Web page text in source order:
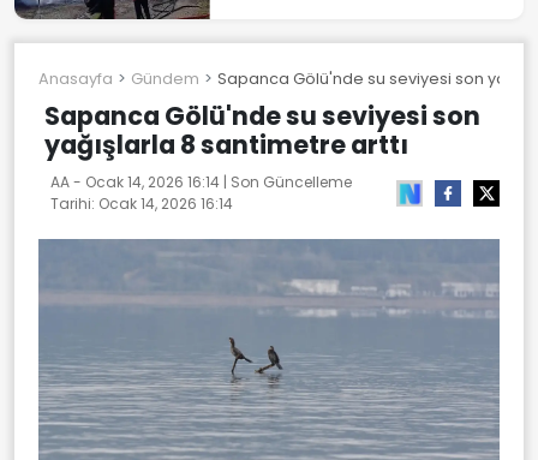
Anasayfa Gündem Sapanca Gölü'nde su seviyesi son
Sapanca Gölü'nde su seviyesi son
yağışlarla 8 santimetre arttı
AA - Ocak 14, 2026 16:14 | Son Güncelleme
Tarihi: Ocak 14, 2026 16:14